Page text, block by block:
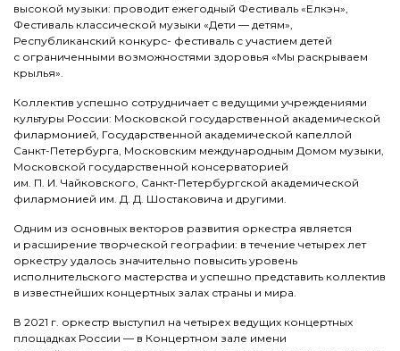
высокой музыки: проводит ежегодный Фестиваль «Елкэн»,
Фестиваль классической музыки «Дети — детям»,
Республиканский конкурс- фестиваль с участием детей
с ограниченными возможностями здоровья «Мы раскрываем
крылья».
Коллектив успешно сотрудничает с ведущими учреждениями
культуры России: Московской государственной академической
филармонией, Государственной академической капеллой
Санкт-Петербурга, Московским международным Домом музыки,
Московской государственной консерваторией
им. П. И. Чайковского, Санкт-Петербургской академической
филармонией им. Д. Д. Шостаковича и другими.
Одним из основных векторов развития оркестра является
и расширение творческой географии: в течение четырех лет
оркестру удалось значительно повысить уровень
исполнительского мастерства и успешно представить коллектив
в известнейших концертных залах страны и мира.
В 2021 г. оркестр выступил на четырех ведущих концертных
площадках России — в Концертном зале имени